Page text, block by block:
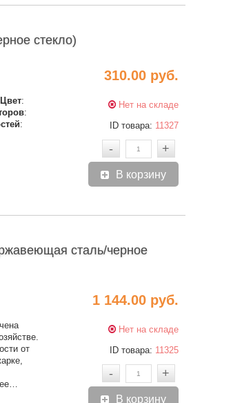
стекло)
310.00 руб.
Цвет:
:
:
Нет на складе
ID товара: 11327
- +
В корзину
сталь/черное
1 144.00 руб.
от
Нет на складе
ID товара: 11325
- +
В корзину